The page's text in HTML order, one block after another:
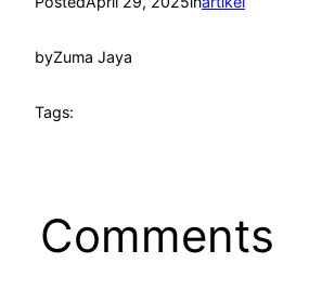
byZuma Jaya
Tags:
Comments